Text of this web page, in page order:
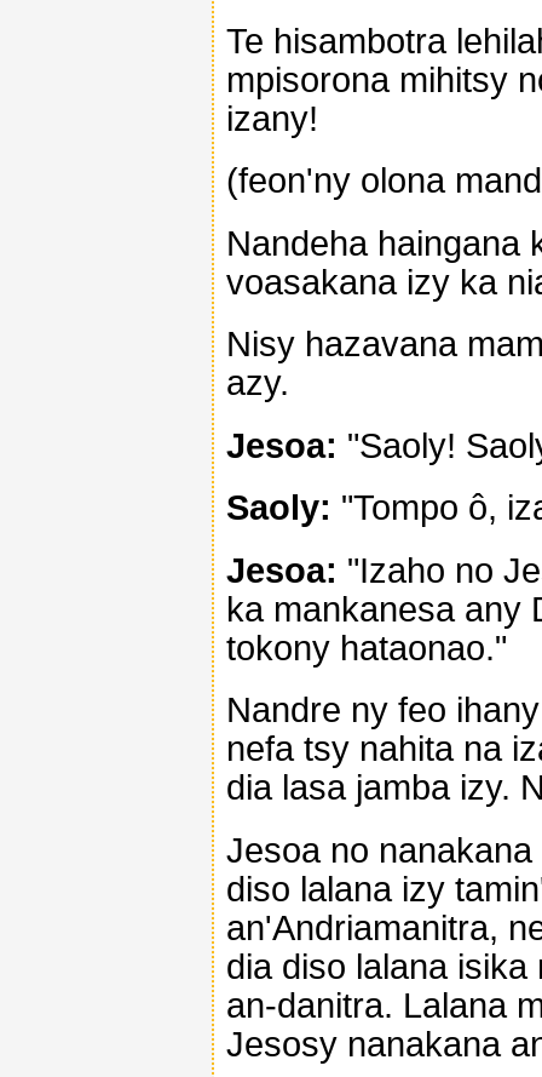
Te hisambotra
mpisorona mihitsy
izany!
(feon'ny olona
Nandeha haingana
voasakana izy ka
Nisy hazavana
azy.
Jesoa: "Saoly!
Saoly: "Tompo ô,
Jesoa: "Izaho no
ka mankanesa any
tokony hataonao."
Nandre ny feo
nefa tsy nahita na
dia lasa jamba izy.
Jesoa no
diso lalana izy
an'Andriamanitra,
dia diso lalana
an-danitra. Lalana
Jesosy nanakana